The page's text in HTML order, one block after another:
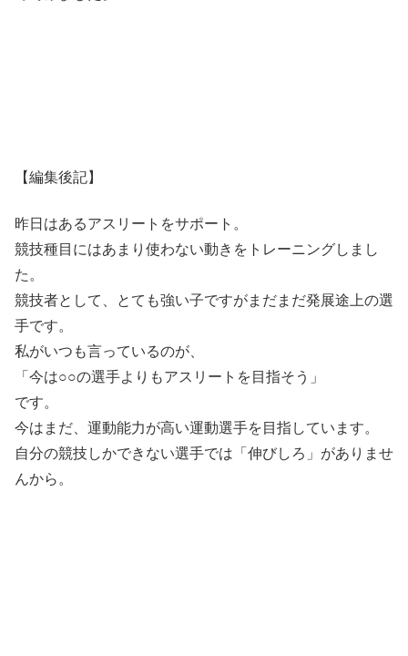
【編集後記】
昨日はあるアスリートをサポート。
競技種目にはあまり使わない動きをトレーニングしまし
た。
競技者として、とても強い子ですがまだまだ発展途上の選
手です。
私がいつも言っているのが、
「今は○○の選手よりもアスリートを目指そう」
です。
今はまだ、運動能力が高い運動選手を目指しています。
自分の競技しかできない選手では「伸びしろ」がありませ
んから。